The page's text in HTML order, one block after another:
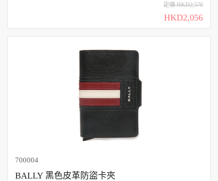
定價 HKD2,570
HKD2,056
700004
BALLY 黑色皮革防盜卡夾